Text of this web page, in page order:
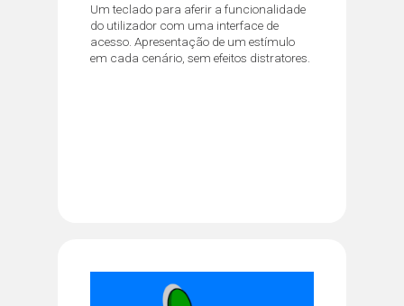
Um teclado para aferir a funcionalidade
do utilizador com uma interface de
acesso. Apresentação de um estímulo
em cada cenário, sem efeitos distratores.